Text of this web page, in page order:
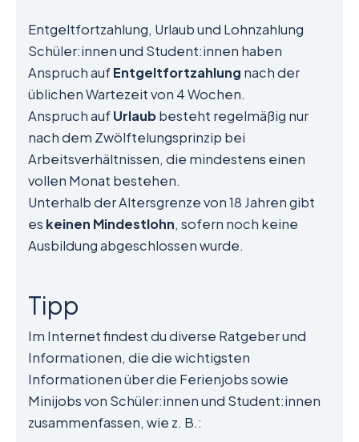
Entgeltfortzahlung, Urlaub und Lohnzahlung
Schüler:innen und Student:innen haben
Anspruch aufEntgeltfortzahlung nach der
üblichen Wartezeit von 4 Wochen.
Anspruch aufUrlaubbesteht regelmäßig nur
nach dem Zwölftelungsprinzip bei
Arbeitsverhältnissen, die mindestens einen
vollen Monat bestehen.
Unterhalb der Altersgrenze von 18 Jahren gibt
es keinen Mindestlohn, sofern noch keine
Ausbildung abgeschlossen wurde.
Tipp
Im Internet findest du diverse Ratgeber und
Informationen, die die wichtigsten
Informationen über die Ferienjobs sowie
Minijobs von Schüler:innen und Student:innen
zusammenfassen, wie z. B.: